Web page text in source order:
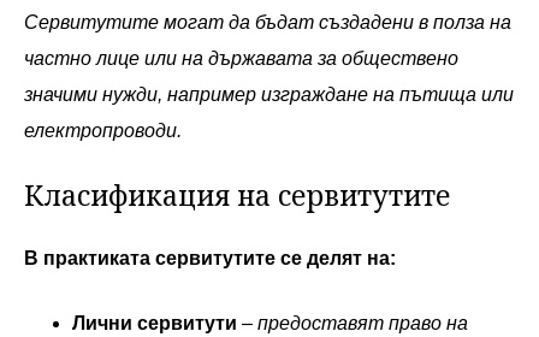
Сервитутите могат да бъдат създадени в полза на
частно лице или на държавата за обществено
значими нужди, например изграждане на пътища или
електропроводи.
Класификация на сервитутите
В практиката сервитутите се делят на:
Лични сервитути – предоставят право на